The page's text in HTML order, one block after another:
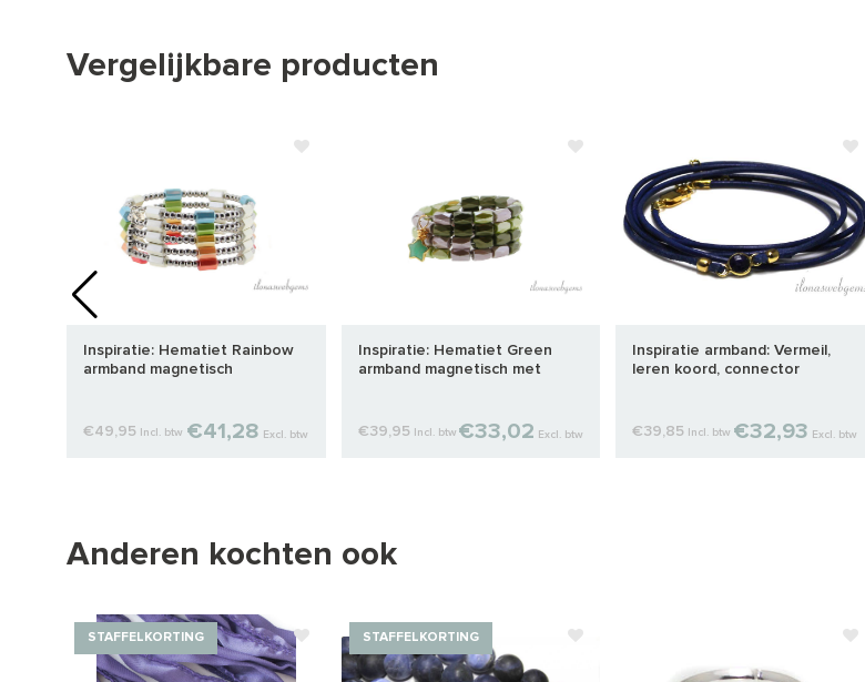
Vergelijkbare producten
Inspiratie: Hematiet Rainbow
armband magnetisch
€49,95 Incl. btw €41,28 Excl. btw
Inspiratie: Hematiet Green
armband magnetisch met
€39,95 Incl. btw €33,02 Excl. btw
Inspiratie armband: Vermeil,
leren koord, connector
€39,85 Incl. btw €32,93 Excl. btw
Anderen kochten ook
STAFFELKORTING STAFFELKORTING